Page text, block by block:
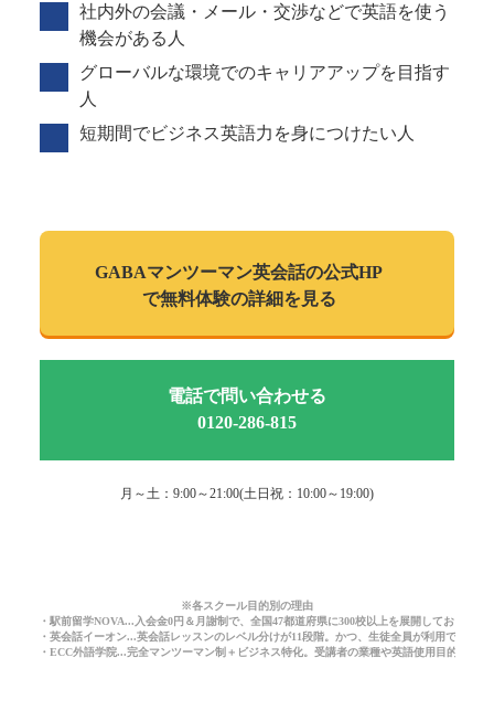
社内外の会議・メール・交渉などで英語を使う
機会がある人
グローバルな環境でのキャリアアップを目指す
人
短期間でビジネス英語力を身につけたい人
GABAマンツーマン英会話の公式HP
で無料体験の詳細を見る
電話で問い合わせる
0120-286-815
月～土：9:00～21:00(土日祝：10:00～19:00)
※各スクール目的別の理由
・駅前留学NOVA...入会金0円＆月謝制で、全国47都道府県に300校以上を展開しており、
・英会話イーオン...英会話レッスンのレベル分けが11段階。かつ、生徒全員が利用できる
・ECC外語学院...完全マンツーマン制＋ビジネス特化。受講者の業種や英語使用目的に応